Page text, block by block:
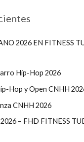
2026 EN FITNESS
Hip-Hop 2026
Hop y Open CNHH
CNHH 2026
– FHD FITNESS